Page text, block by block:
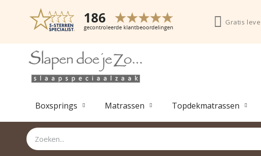
Gratis
Boxsprings Matrassen Topdekmatrassen